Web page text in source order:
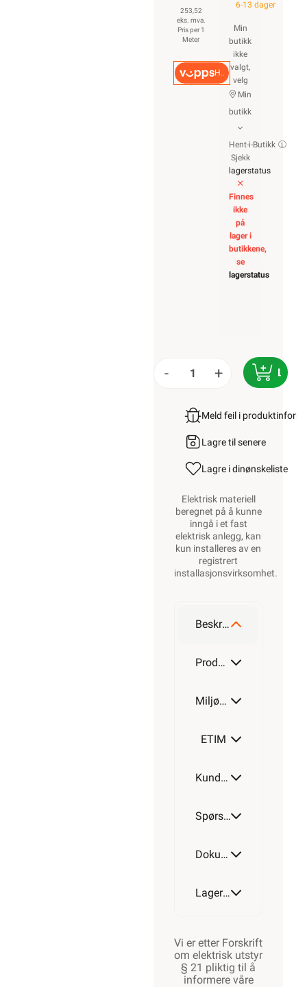
253,52
eks. mva.
Pris per 1
Meter
Hurtigkasse
6-13 dager
Min
butikk
ikke
valgt,
velg
Min
butikk
Hent-i-Butikk
Sjekk
lagerstatus
Finnes
ikke
på
lager i
butikkene,
se
lagerstatus
- +
Meld feil i
Lagre til senere
Lagre i dinønskeliste
Elektrisk materiell
beregnet på å kunne
inngå i et fast
elektrisk anlegg, kan
kun installeres av en
registrert
installasjonsvirksomhet.
Beskrivelse
Produktdetaljer
Miljøparametere
ETIM
Kundeomtale
Spørsmål og svar
Dokumentasjon
Lagerstatus
Vi er etter Forskrift
om elektrisk utstyr
§ 21 pliktig til å
informere våre